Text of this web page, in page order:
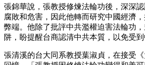
張錦華說，張教授修煉法輪功後，深深
腐敗和危害，因此他轉而研究中國經濟
弊端。他除了批評中共濫權迫害法輪功
阱，盼提醒台商認清中共本質，以免受到
張清溪的台大同系教授葉淑貞，在接受